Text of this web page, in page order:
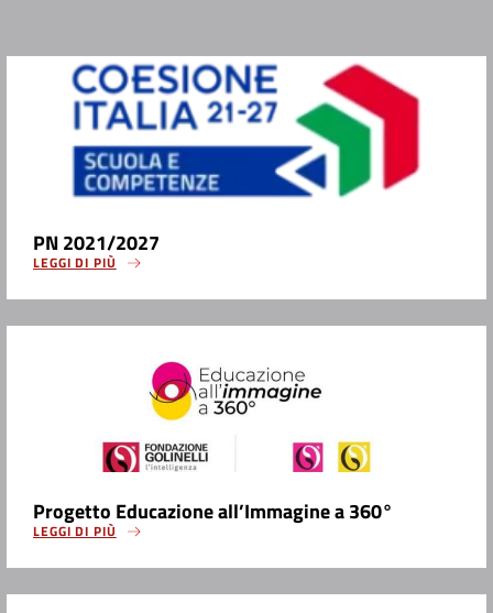
PN 2021/2027
LEGGI DI PIÙ
Progetto Educazione all’Immagine a 360°
LEGGI DI PIÙ